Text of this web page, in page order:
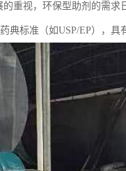
重视，环保型助剂的需求
典标准（如USP/EP），